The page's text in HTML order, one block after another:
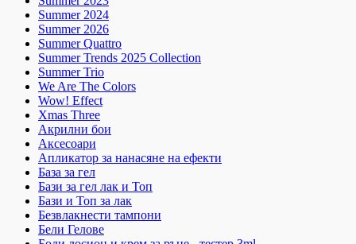
Summer 2024
Summer 2026
Summer Quattro
Summer Trends 2025 Collection
Summer Trio
We Are The Colors
Wow! Effect
Xmas Three
Акрилни бои
Аксесоари
Апликатор за нанасяне на ефекти
База за гел
Бази за гел лак и Топ
Бази и Топ за лак
Безвлакнести тампони
Бели Гелове